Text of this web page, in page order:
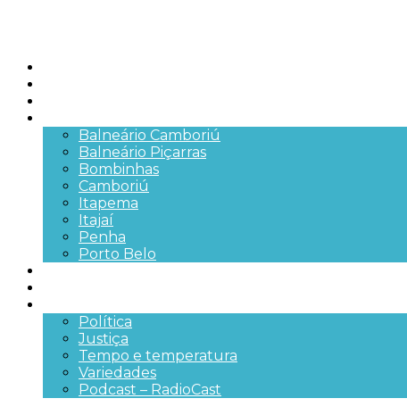
Balneário Camboriú
Balneário Piçarras
Bombinhas
Camboriú
Itapema
Itajaí
Penha
Porto Belo
Política
Justiça
Tempo e temperatura
Variedades
Podcast – RadioCast